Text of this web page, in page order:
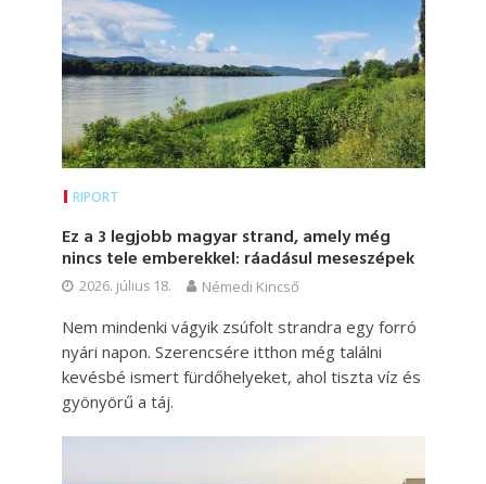
RIPORT
Ez a 3 legjobb magyar strand, amely még
nincs tele emberekkel: ráadásul meseszépek
2026. július 18. Némedi Kincső
Nem mindenki vágyik zsúfolt strandra egy forró
nyári napon. Szerencsére itthon még találni
kevésbé ismert fürdőhelyeket, ahol tiszta víz és
gyönyörű a táj.